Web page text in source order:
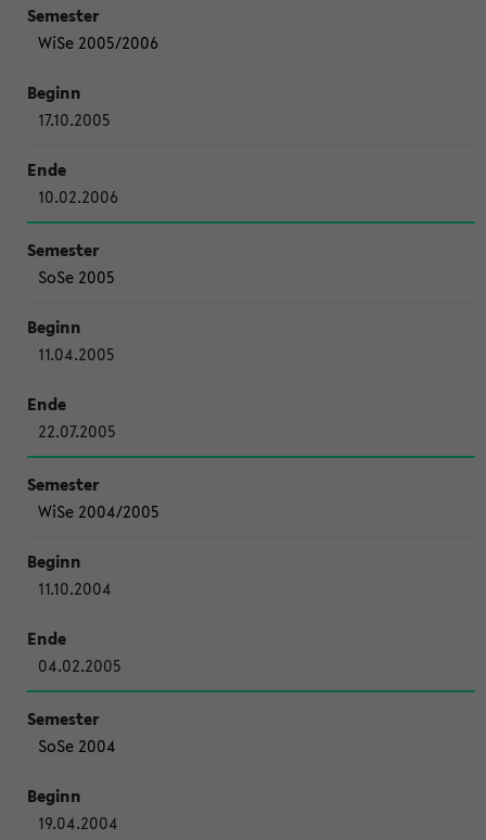
WiSe 2005/2006
17.10.2005
10.02.2006
SoSe 2005
11.04.2005
22.07.2005
WiSe 2004/2005
11.10.2004
04.02.2005
SoSe 2004
19.04.2004